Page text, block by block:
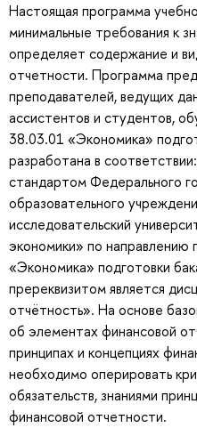
Настоящая программа
минимальные требования к
определяет содержание и
отчетности. Программа
преподавателей, ведущих
ассистентов и студентов,
38.03.01 «Экономика»
разработана в
стандартом Федерального
образовательного
исследовательский
экономики» по направлению
«Экономика» подготовки
пререквизитом является
отчётность». На основе
об элементах финансовой
принципах и концепциях
необходимо оперировать
обязательств, знаниями
финансовой отчетности.